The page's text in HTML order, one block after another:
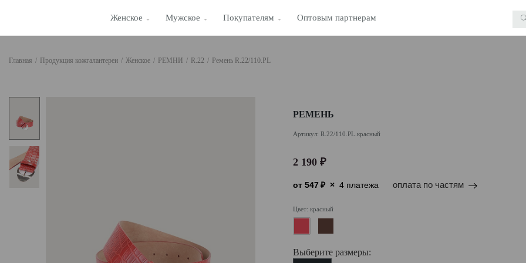
Женское Мужское Покупателям Оптовым партнерам
Главная / Продукция кожгалантереи / Женское / РЕМНИ / R.22 / Ремень R.22/110.PL
РЕМЕНЬ
Артикул: R.22/110.PL.красный
2 190 ₽
от 547 ₽ × 4 платежа оплата по частям
Цвет: красный
Выберите размеры: